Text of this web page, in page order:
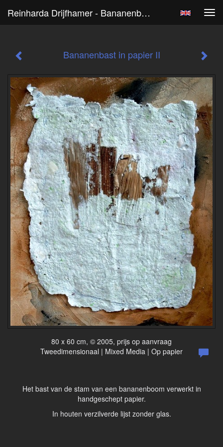
Reinharda Drijfhamer - Bananenbast In Papier II
Bananenbast in papier II
80 x 60 cm, © 2005, prijs op aanvraag
Tweedimensionaal | Mixed Media | Op papier
Het bast van de stam van een bananenboom verwerkt in
handgeschept papier.
In houten verzilverde lijst zonder glas.